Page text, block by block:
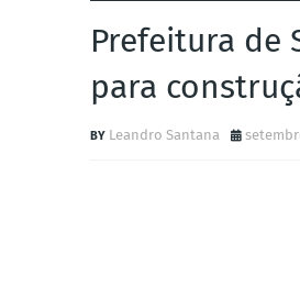
Prefeitura de
para
Leandro Santana